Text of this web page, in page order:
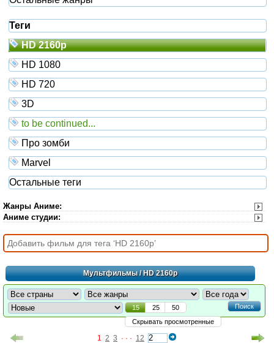
Теги
HD 2160р
HD 1080
HD 720
3D
to be continued...
Про зомби
Marvel
Остальные теги
Жанры Аниме:
Аниме студии:
Мультфильмы/ HD 2160р
Поиск
15 25
50
Скрывать просмотренные
1 2 3 · · · 12